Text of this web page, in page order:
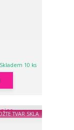
Skladem 10 ks
TVAR SKLA